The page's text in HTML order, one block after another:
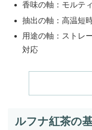
香味の軸：モルテ
抽出の軸：高温短
用途の軸：ストレ
対応
ルフナ紅茶の